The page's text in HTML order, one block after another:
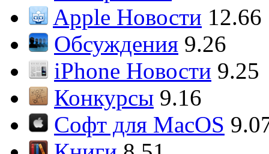
Apple Новости 12.66
Обсуждения 9.26
iPhone Новости 9.25
Конкурсы 9.16
Софт для MacOS